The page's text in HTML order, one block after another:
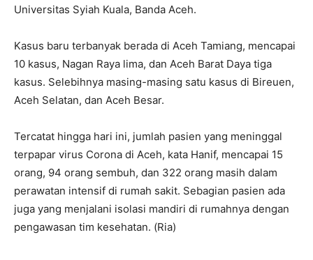
Universitas Syiah Kuala, Banda Aceh.
Kasus baru terbanyak berada di Aceh Tamiang, mencapai
10 kasus, Nagan Raya lima, dan Aceh Barat Daya tiga
kasus. Selebihnya masing-masing satu kasus di Bireuen,
Aceh Selatan, dan Aceh Besar.
Tercatat hingga hari ini, jumlah pasien yang meninggal
terpapar virus Corona di Aceh, kata Hanif, mencapai 15
orang, 94 orang sembuh, dan 322 orang masih dalam
perawatan intensif di rumah sakit. Sebagian pasien ada
juga yang menjalani isolasi mandiri di rumahnya dengan
pengawasan tim kesehatan. (Ria)